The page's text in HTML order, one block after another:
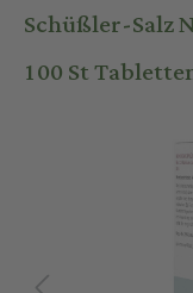
Schüßler-Salz
100 St